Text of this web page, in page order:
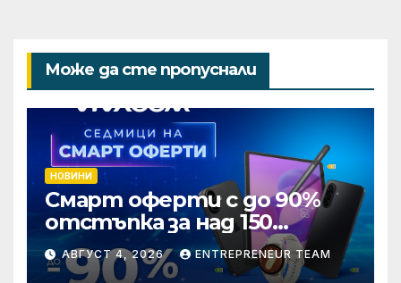
Може да сте пропуснали
НОВИНИ
Смарт оферти с до 90%
отстъпка за над 150
устройства от Vivacom
през август
АВГУСТ 4, 2026 ENTREPRENEUR TEAM